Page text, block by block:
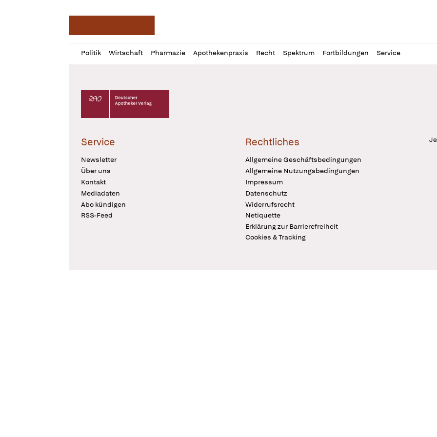
Politik Wirtschaft Pharmazie Apothekenpraxis Recht Spektrum Fortbildungen Service
Profil
öffnen
Daz
Pur
Deutscher Apotheker Verlag Logo
Service
Newsletter
Über uns
Kontakt
Mediadaten
Abo kündigen
RSS-Feed
Rechtliches
Allgemeine Geschäftsbedingungen
Allgemeine Nutzungsbedingungen
Impressum
Datenschutz
Widerrufsrecht
Netiquette
Erklärung zur Barrierefreiheit
Cookies & Tracking